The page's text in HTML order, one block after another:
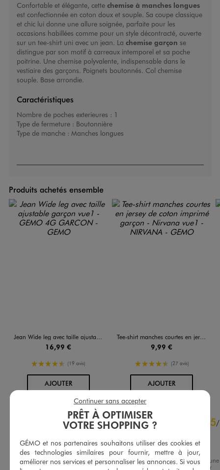
Confortable et élégante, cette chemise à manches longues
est confectionnée en coton doux et souple. Sa coupe classique
et chic lui donne une allure soignée, parfaite pour les
occasions habillées comme pour un style décontracté, ouverte
sur un tee-shirt uni avec un jean. La chemise garçon se
distingue par son motif à carreaux intemporel et sa poche
poitrine. Une chemise polyvalente, indispensable dans le
vestiaire des garçons. Poignets boutonnés. Col chemise
souple. Base arrondie.
Caractéristiques
Nombre de poches exterieures : 1
Type de fermeture : Boutonnière
Type de manche : Manches longues
Produits achetés ensemble
Jean Wide leg avec taille ajustable garçon
16,99 €
4.5/5 de moyenne
(19 avis)
AJOUTERAU PANIER
Tee-shirt manches courtes en jersey de coton imprimé garçon - Nirvana
9,99 €
4.5/5 de moyenne
(27 avis)
AJOUTERAU PANIER
4.9/5 5/
Ras
Avis du03/05/2026 , suite à une
expérience du20/04/2026
par
PRÊT À OPTIMISER
VOTRE SHOPPING ?
GÉMO et nos partenaires souhaitons utiliser des cookies et
des technologies similaires pour fournir, mettre à jour,
améliorer nos services et personnaliser les annonces. Si vous
Continuer sans accepter